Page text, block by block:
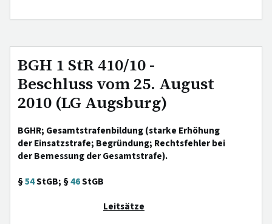
BGH 1 StR 410/10 -
Beschluss vom 25. August
2010 (LG Augsburg)
BGHR; Gesamtstrafenbildung (starke Erhöhung
der Einsatzstrafe; Begründung; Rechtsfehler bei
der Bemessung der Gesamtstrafe).
§54StGB; §46StGB
Leitsätze